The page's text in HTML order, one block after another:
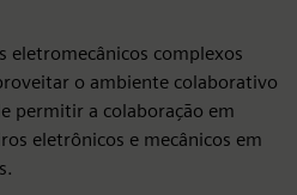
eletromecânicos complexos
o ambiente colaborativo
permitir a colaboração em
eletrônicos e mecânicos em